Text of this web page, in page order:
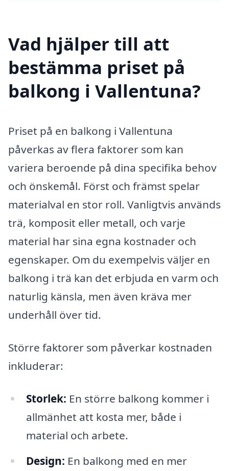
Vad hjälper till att
bestämma priset på
balkong i Vallentuna?
Priset på en balkong i Vallentuna
påverkas av flera faktorer som kan
variera beroende på dina specifika behov
och önskemål. Först och främst spelar
materialval en stor roll. Vanligtvis används
trä, komposit eller metall, och varje
material har sina egna kostnader och
egenskaper. Om du exempelvis väljer en
balkong i trä kan det erbjuda en varm och
naturlig känsla, men även kräva mer
underhåll över tid.
Större faktorer som påverkar kostnaden
inkluderar:
Storlek: En större balkong kommer i
allmänhet att kosta mer, både i
material och arbete.
Design: En balkong med en mer